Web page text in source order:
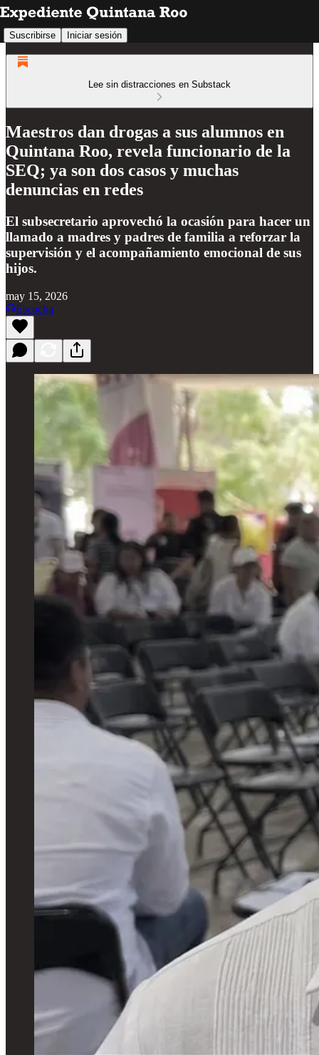
Suscribirse Iniciar sesión
Lee sin distracciones en Substack
Maestros dan drogas a sus alumnos en
Quintana Roo, revela funcionario de la
SEQ; ya son dos casos y muchas
denuncias en redes
El subsecretario aprovechó la ocasión para hacer un
llamado a madres y padres de familia a reforzar la
supervisión y el acompañamiento emocional de sus
hijos.
may 15, 2026
Escucha